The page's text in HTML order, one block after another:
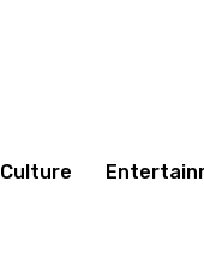
Culture